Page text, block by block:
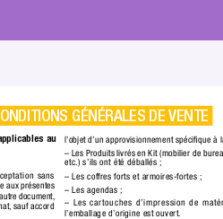
au
sans
aux présentes
document,
sauf accord
l’objet d’un approvisionnement spéciﬁque à
– Les Produits livrés en Kit (mobilier de
etc.) s’ils ont été déballés ;
– Les coffres forts et armoires-fortes ;
– Les agendas ;
– Les cartouches d’impression de
l’emballage d’origine est ouvert.
GÉNÉRALES DE VENTE